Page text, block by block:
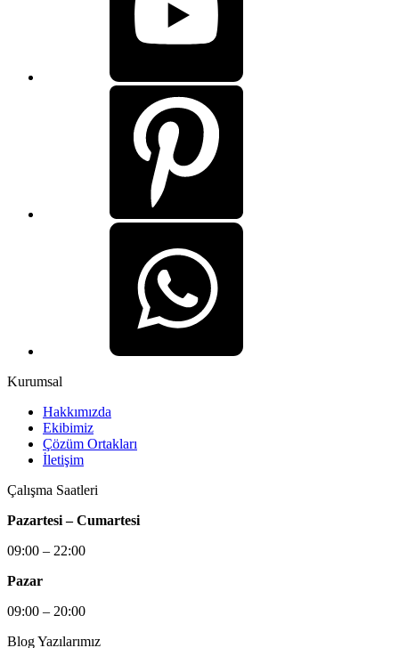
Kurumsal
Hakkımızda
Ekibimiz
Çözüm Ortakları
İletişim
Çalışma Saatleri
Pazartesi – Cumartesi
09:00 – 22:00
Pazar
09:00 – 20:00
Blog Yazılarımız